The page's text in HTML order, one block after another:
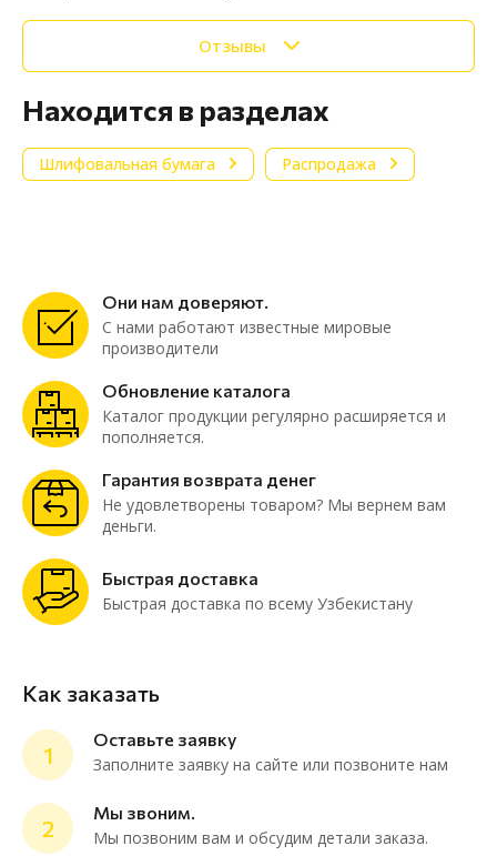
Отзывы
Находится в разделах
Шлифовальная бумага Распродажа
Они нам доверяют.
С нами работают известные мировые
производители
Обновление каталога
Каталог продукции регулярно расширяется и
пополняется.
Гарантия возврата денег
Не удовлетворены товаром? Мы вернем вам
деньги.
Быстрая доставка
Быстрая доставка по всему Узбекистану
Как заказать
1
Оставьте заявку
Заполните заявку на сайте или позвоните нам
2
Мы звоним.
Мы позвоним вам и обсудим детали заказа.